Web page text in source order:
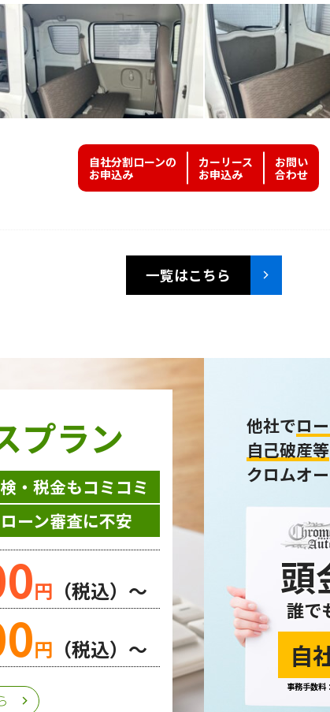
自社分割ローンの
お申込み
カーリース
お申込み
お問い
合わせ
一覧はこちら
プラン
・税金もコミコミ
ローン審査に不安
円 （税込）～
円 （税込）～
他社でロ
自己破産等
クロムオ
頭
誰で
自
事務手数料